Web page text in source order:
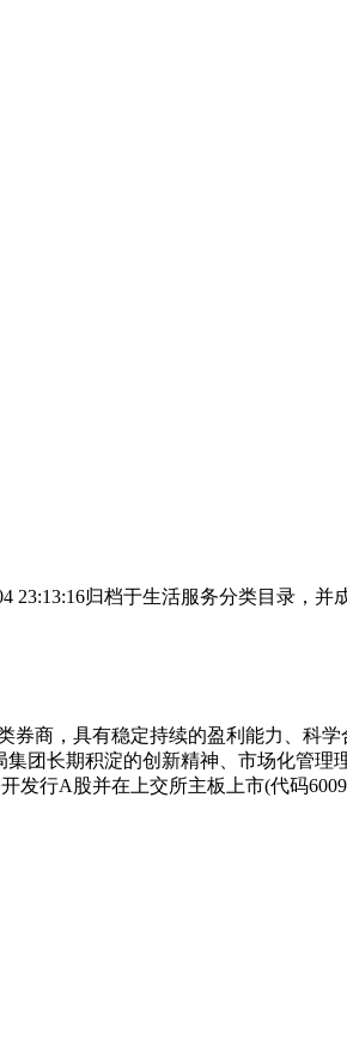
23:13:16归档于生活服务分类目录，
券商，具有稳定持续的盈利能力、
团长期积淀的创新精神、市场化管
行A股并在上交所主板上市(代码